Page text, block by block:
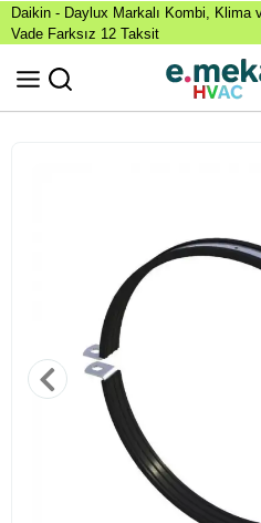
Daikin - Daylux Markalı Kombi, Klima
Vade Farksız 12 Taksit